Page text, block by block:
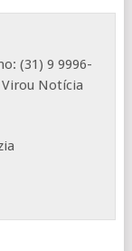
(31) 9 9996-
Virou Notícia